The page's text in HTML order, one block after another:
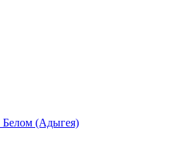
Белом (Адыгея)